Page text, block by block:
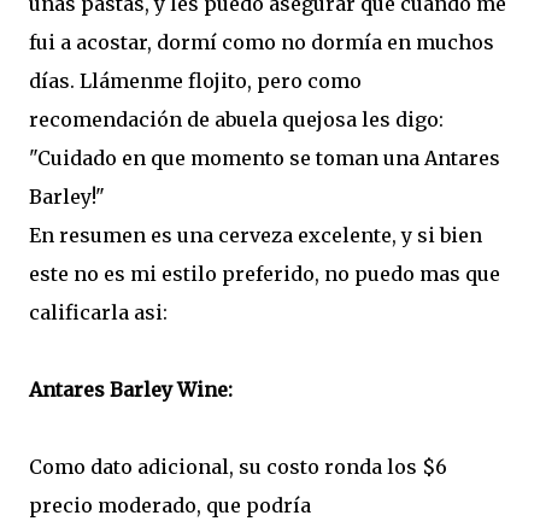
fui a acostar, dormí como no dormía en muchos
días. Llámenme flojito, pero como
recomendación de abuela quejosa les digo:
"Cuidado en que momento se toman una Antares
Barley!"
En resumen es una cerveza excelente, y si bien
este no es mi estilo preferido, no puedo mas que
calificarla asi:
Antares Barley Wine:
Como dato adicional, su costo ronda los $6
precio moderado, que podría